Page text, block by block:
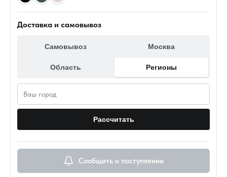
Доставка и самовывоз
Самовывоз Москва
Область Регионы
Рассчитать
Сообщить о поступлении